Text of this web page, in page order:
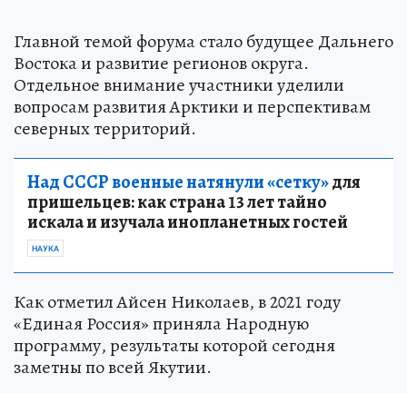
Главной темой форума стало будущее Дальнего
Востока и развитие регионов округа.
Отдельное внимание участники уделили
вопросам развития Арктики и перспективам
северных территорий.
Над СССР военные натянули «сетку»для
пришельцев: как страна 13 лет тайно
искала и изучала инопланетных гостей
НАУКА
Как отметил Айсен Николаев, в 2021 году
«Единая Россия» приняла Народную
программу, результаты которой сегодня
заметны по всей Якутии.